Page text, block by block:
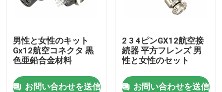
家へ
男性と女性のキット
Gx12航空コネクタ 黒
色亜鉛合金材料
お問い合わせを送信
2 3 4ピンGX12航空接
続器 平方フレンズ 男
性と女性のセット
お問い合わせを送信